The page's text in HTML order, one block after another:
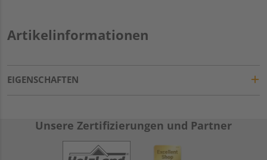
Artikelinformationen
EIGENSCHAFTEN
Unsere Zertifizierungen und Partner